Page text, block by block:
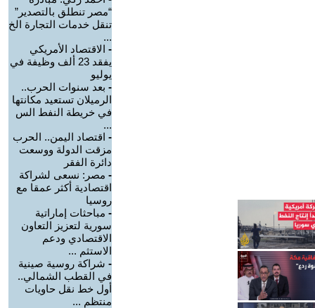
“مصر تنطلق بالتصدير”
تنقل خدمات التجارة الخ
...
- الاقتصاد الأمريكي
يفقد 23 ألف وظيفة في
يوليو
- بعد سنوات الحرب..
الرميلان تستعيد مكانتها
في خريطة النفط الس
...
- اقتصاد اليمن.. الحرب
مزقت الدولة ووسعت
دائرة الفقر
- مصر: نسعى لشراكة
اقتصادية أكثر عمقا مع
روسيا
- مباحثات إماراتية
سورية لتعزيز التعاون
الاقتصادي ودعم
الاستثم ...
- شراكة روسية صينية
في القطب الشمالي..
أول خط نقل حاويات
منتظم ...